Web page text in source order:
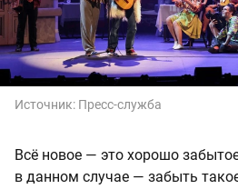
Источник: Пресс-служба
Всё новое — это хорошо
в данном случае — забыть